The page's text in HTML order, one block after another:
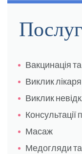
Вакцинація
Виклик
Виклик
Консультації
Масаж
Медогляди та